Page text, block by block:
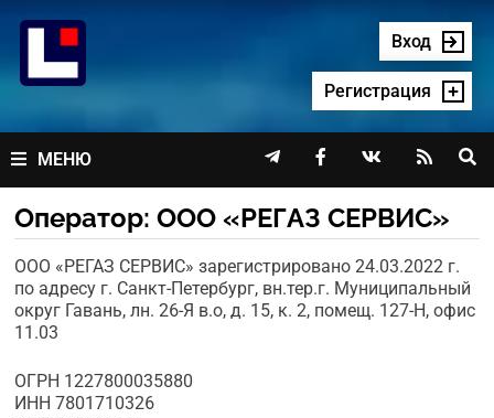
содержимому
Вход
Регистрация
МЕНЮ    
Оператор:ООО «РЕГАЗ СЕРВИС»
ООО «РЕГАЗ СЕРВИС» зарегистрировано 24.03.2022 г.
по адресу г. Санкт-Петербург, вн.тер.г. Муниципальный
округ Гавань, лн. 26-Я в.о, д. 15, к. 2, помещ. 127-Н, офис
11.03
ОГРН 1227800035880
ИНН 7801710326